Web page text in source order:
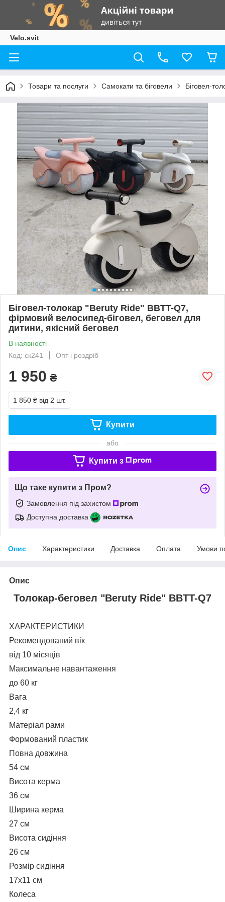
Velo.svit
Товари та послуги Самокати та біговели Біговел-
Біговел-толокар "Beruty Ride" BBTT-Q7,
фірмовий велосипед-біговел, беговел для
дитини, якісний беговел
В наявності
Код: ск241
Опт і роздріб
1 950 ₴
1 850 ₴ від 2 шт.
Купити
або
Купити з
Що таке купити з Пром?
Замовлення під захистом
Доступна доставка
Опис Характеристики Доставка Оплата Умови
Опис
Толокар-беговел "Beruty Ride" BBTT-Q7
ХАРАКТЕРИСТИКИ
Рекомендований вік
від 10 місяців
Максимальне навантаження
до 60 кг
Вага
2,4 кг
Матеріал рами
Формований пластик
Повна довжина
54 см
Висота керма
36 см
Ширина керма
27 см
Висота сидіння
26 см
Розмір сидіння
17х11 см
Колеса